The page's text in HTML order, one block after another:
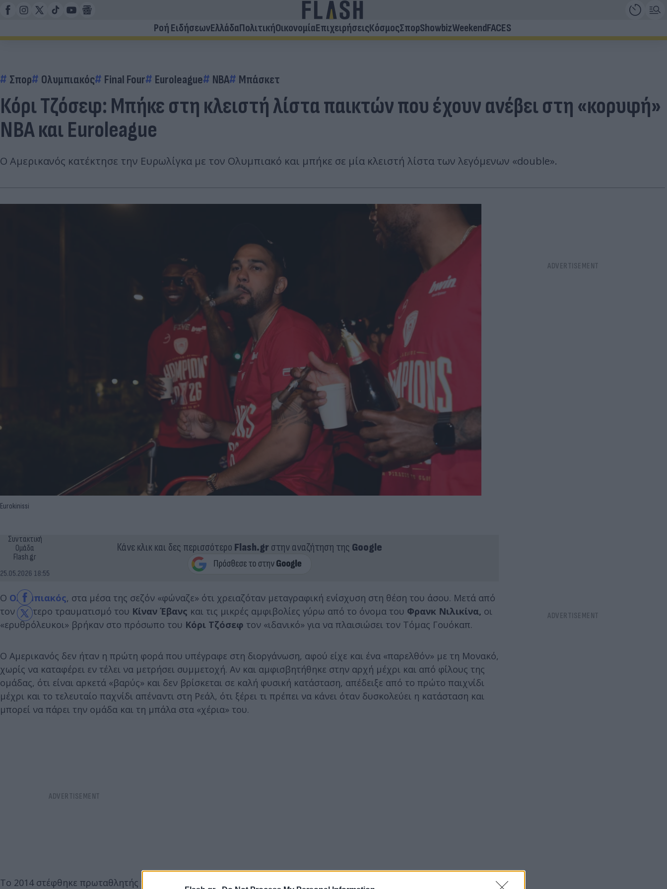
Ροή ΕιδήσεωνΕλλάδαΠολιτικήΟικονομίαΕπιχειρήσειςΚόσμοςΣπορShowbizWeekendFACES
Σπορ Ολυμπιακός Final Four Euroleague NBA Μπάσκετ
Κόρι Τζόσεφ: Μπήκε στη κλειστή λίστα παικτών που έχουν ανέβει στη «κορυφή»
NBA και Euroleague
Ο Αμερικανός κατέκτησε την Ευρωλίγκα με τον Ολυμπιακό και μπήκε σε μία κλειστή λίστα των λεγόμενων «double».
Eurokinissi
Συντακτική
Ομάδα
Flash.gr
25.05.2026 18:55
Κάνε κλικ και δες περισσότερο Flash.grστην αναζήτηση της Google
Ο Ολυμπιακός, στα μέσα της σεζόν «φώναζε» ότι χρειαζόταν μεταγραφική ενίσχυση στη θέση του άσου. Μετά από
τον δεύτερο τραυματισμό του Κίναν Έβανς και τις μικρές αμφιβολίες γύρω από το όνομα του Φρανκ Νιλικίνα, οι
«ερυθρόλευκοι» βρήκαν στο πρόσωπο του Κόρι Τζόσεφ τον «ιδανικό» για να πλαισιώσει τον Τόμας Γουόκαπ.
Ο Αμερικανός δεν ήταν η πρώτη φορά που υπέγραφε στη διοργάνωση, αφού είχε και ένα «παρελθόν» με τη Μονακό,
χωρίς να καταφέρει εν τέλει να μετρήσει συμμετοχή. Αν και αμφισβητήθηκε στην αρχή μέχρι και από φίλους της
ομάδας, ότι είναι αρκετά «βαρύς» και δεν βρίσκεται σε καλή φυσική κατάσταση, απέδειξε από το πρώτο παιχνίδι
μέχρι και το τελευταίο παχνίδι απέναντι στη Ρεάλ, ότι ξέρει τι πρέπει να κάνει όταν δυσκολεύει η κατάσταση και
μπορεί να πάρει την ομάδα και τη μπάλα στα «χέρια» του.
Το 2014 στέφθηκε πρωταθλητής του NBA με τους